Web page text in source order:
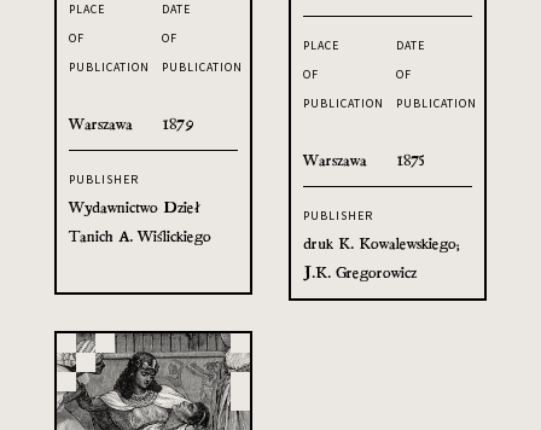
PLACE
OF
PUBLICATION
Warszawa
DATE
OF
PUBLICATION
1879
PUBLISHER
Wydawnictwo Dzieł
Tanich A. Wiślickiego
PLACE
OF
PUBLICATION
Warszawa
DATE
OF
PUBLICATION
1875
PUBLISHER
druk K. Kowalewskiego;
J.K. Gregorowicz